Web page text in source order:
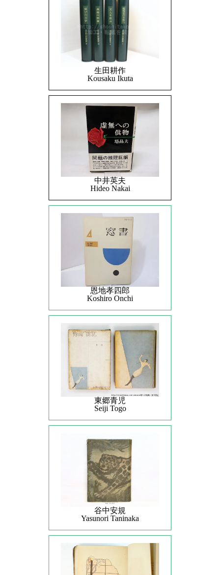
生田耕作
Kousaku Ikuta
中井英夫
Hideo Nakai
恩地孝四郎
Koshiro Onchi
東郷青児
Seiji Togo
谷中安規
Yasunori Taninaka